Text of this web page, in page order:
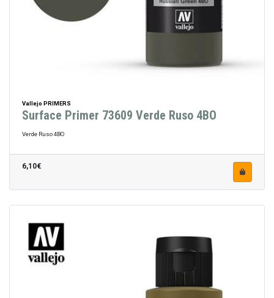
Vallejo PRIMERS
Surface Primer 73609 Verde Ruso 4BO
Verde Ruso 4BO
6,10€